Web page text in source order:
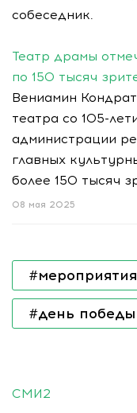
собеседник.
Театр драмы
по 150 тысяч
Вениамин
театра со 105-
администрации
главных
более 150 тысяч
08 мая 2025
#мероприятия
#день победы
СМИ2